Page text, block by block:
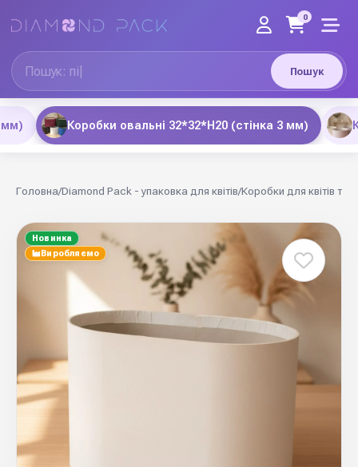
Пошук
0
мм) Коробки овальні 32*32*Н20 (стінка 3 мм)
Головна/Diamond Pack - упаковка для квітів/Коробки для квітів та
Новинка
Виробляємо